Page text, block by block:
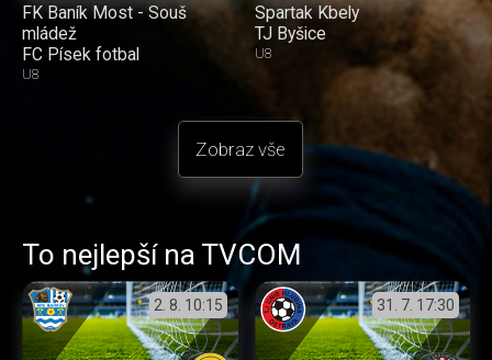
FK Baník Most - Souš
mládež
FC Písek fotbal
U8
Spartak Kbely
TJ Byšice
U8
Zobraz vše
To nejlepší na TVCOM
2. 8. 10:15 31. 7. 17:30